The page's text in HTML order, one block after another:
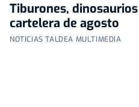
Tiburones,
cartelera de agosto
NOTICIAS TALDEA MULTIMEDIA